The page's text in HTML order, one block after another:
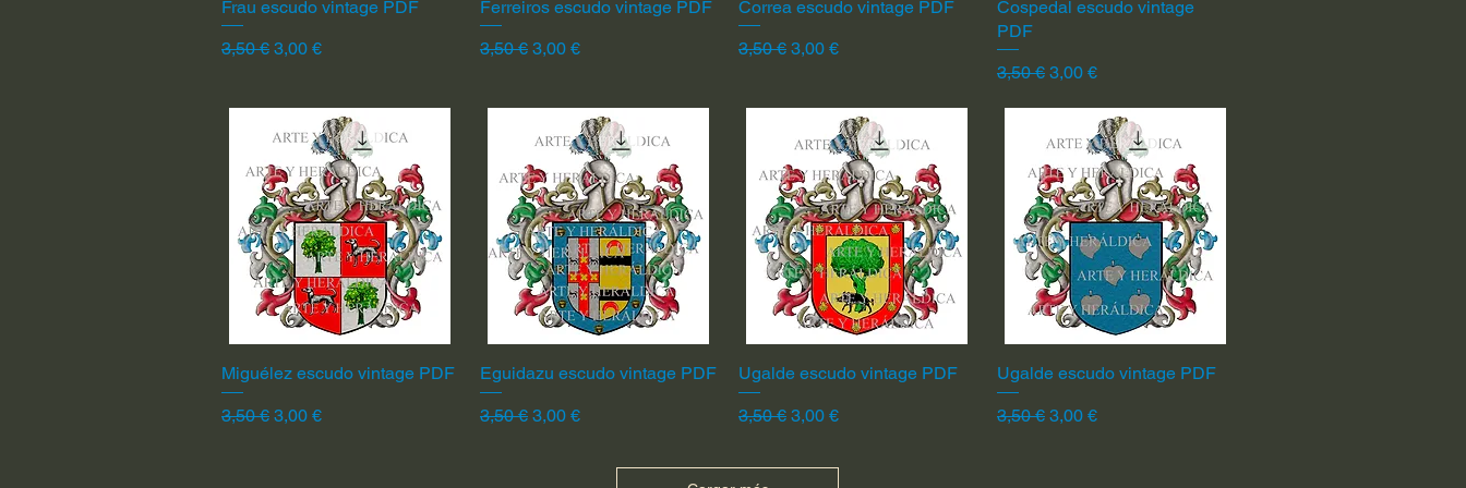
Vista rápida
Frau escudo vintage PDF
Precio
3,50 € Precio de oferta
3,00 €
Vista rápida
Ferreiros escudo vintage PDF
Precio
3,50 € Precio de oferta
3,00 €
Vista rápida
Correa escudo vintage PDF
Precio
3,50 € Precio de oferta
3,00 €
Vista rápida
Cospedal escudo vintage
PDF
Precio
3,50 € Precio de oferta
3,00 €
Vista rápida
Miguélez escudo vintage PDF
Precio
3,50 € Precio de oferta
3,00 €
Vista rápida
Eguidazu escudo vintage PDF
Precio
3,50 € Precio de oferta
3,00 €
Vista rápida
Ugalde escudo vintage PDF
Precio
3,50 € Precio de oferta
3,00 €
Vista rápida
Ugalde escudo vintage PDF
Precio
3,50 € Precio de oferta
3,00 €